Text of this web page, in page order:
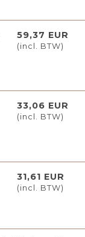
59,37 EUR
(incl. BTW)
33,06 EUR
(incl. BTW)
31,61 EUR
(incl. BTW)